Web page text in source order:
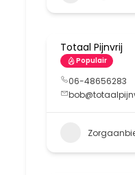
Totaal Pijnvrij
Populair
06-48656283